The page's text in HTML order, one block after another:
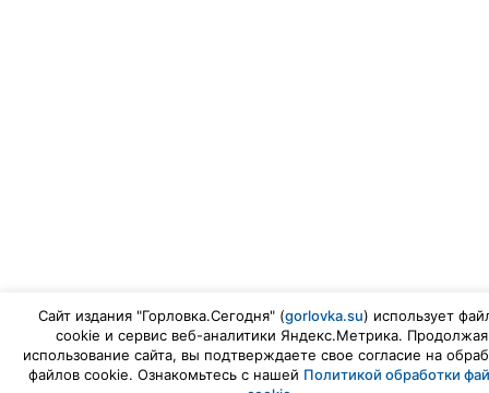
Сайт издания "Горловка.Сегодня" (gorlovka.su) использует
cookie и сервис веб-аналитики Яндекс.Метрика. Продолжая
использование сайта, вы подтверждаете свое согласие на
файлов cookie. Ознакомьтесь с нашей Политикой обработки